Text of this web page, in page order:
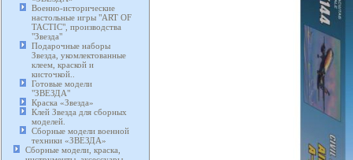
Военно-исторические
настольные игры "ART OF
TACTIC", производства
"Звезда"
Подарочные наборы
Звезда, укомлектованные
клеем, краской и
кисточкой..
Готовые модели
"ЗВЕЗДА"
Краска «Звезда»
Клей Звезда для сборных
моделей.
Сборные модели военной
техники «ЗВЕЗДА»
Сборные модели, краска,